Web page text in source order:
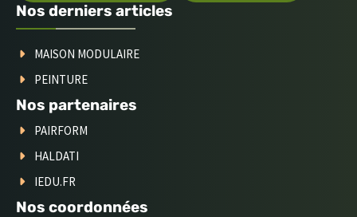
Nos derniers articles
MAISON MODULAIRE
PEINTURE
Nos partenaires
PAIRFORM
HALDATI
IEDU.FR
Nos coordonnées